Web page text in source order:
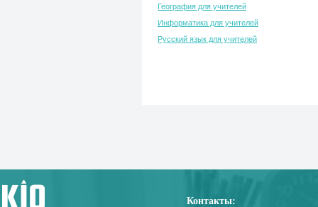
География для учителей
Информатика для учителей
Русский язык для учителей
Контакты: